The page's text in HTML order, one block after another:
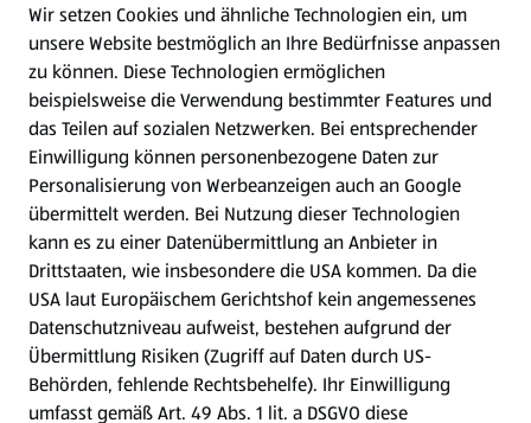
WhatsApp
Gewinnspiele
Mein HOFER. Meine Einkäufe.
Meine Meinung. Mein HOFER.
Gutscheingroßbestellung
(öffnet in einem neuen Tab)
Folge uns hier:
Wir setzen Cookies und ähnliche Technologien ein, um
unsere Website bestmöglich an Ihre Bedürfnisse anpassen
zu können. Diese Technologien ermöglichen
beispielsweise die Verwendung bestimmter Features und
das Teilen auf sozialen Netzwerken. Bei entsprechender
Einwilligung können personenbezogene Daten zur
Personalisierung von Werbeanzeigen auch an Google
übermittelt werden. Bei Nutzung dieser Technologien
kann es zu einer Datenübermittlung an Anbieter in
Drittstaaten, wie insbesondere die USA kommen. Da die
USA laut Europäischem Gerichtshof kein angemessenes
Datenschutzniveau aufweist, bestehen aufgrund der
Übermittlung Risiken (Zugriff auf Daten durch US-
Behörden, fehlende Rechtsbehelfe). Ihr Einwilligung
umfasst gemäß Art. 49 Abs. 1 lit. a DSGVO diese